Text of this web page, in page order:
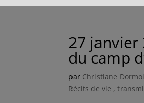
27 janvier
du camp
par Christiane
Récits de vie ,